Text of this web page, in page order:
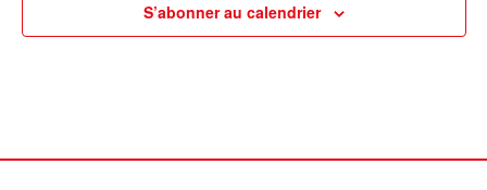
S’abonner au calendrier